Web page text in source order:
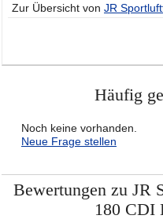
Zur Übersicht von JR
Häufig
Noch keine vorhanden.
Neue Frage stellen
Bewertungen zu JR
180 CDI